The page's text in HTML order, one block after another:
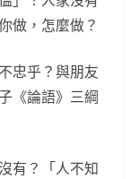
做，怎麼做？
忠乎？與朋友
《論語》三綱
有？「人不知